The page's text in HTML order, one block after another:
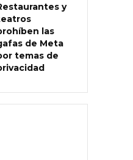
y
las
de Meta
temas de